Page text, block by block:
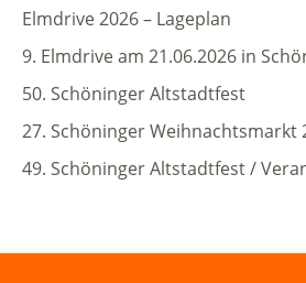
Elmdrive 2026 – Lageplan
9. Elmdrive am 21.06.2026 in
50. Schöninger Altstadtfest
27. Schöninger Weihnachtsmarkt
49. Schöninger Altstadtfest /